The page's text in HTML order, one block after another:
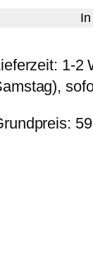
1-2